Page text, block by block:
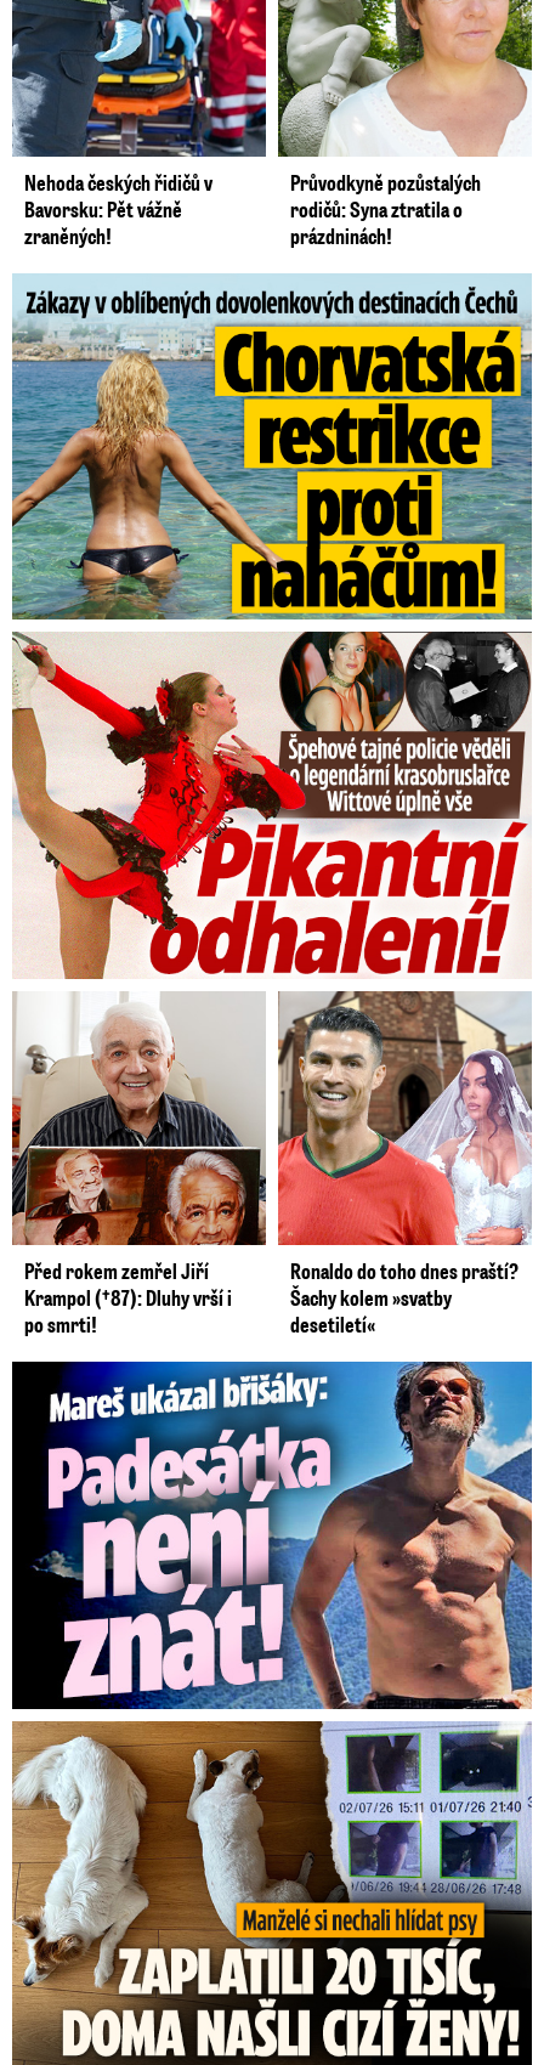
Nehoda českých řidičů v
Bavorsku: Pět vážně
zraněných!
Průvodkyně pozůstalých
rodičů: Syna ztratila o
prázdninách!
Zákazy v dovolenkových rájích: Restrikce proti naháčům!
Tajná policie špehovala krasobruslařku Wittovou: Pikantní ...
Před rokem zemřel Jiří
Krampol (†87): Dluhy vrší i
po smrti!
Ronaldo do toho dnes praští?
Šachy kolem »svatby
desetiletí«
Mareš v dokonalé formě ukázal břišáky: Padesátka není znát
Za hlídání psů zaplatili 20 tisíc, doma našli cizí ženy!